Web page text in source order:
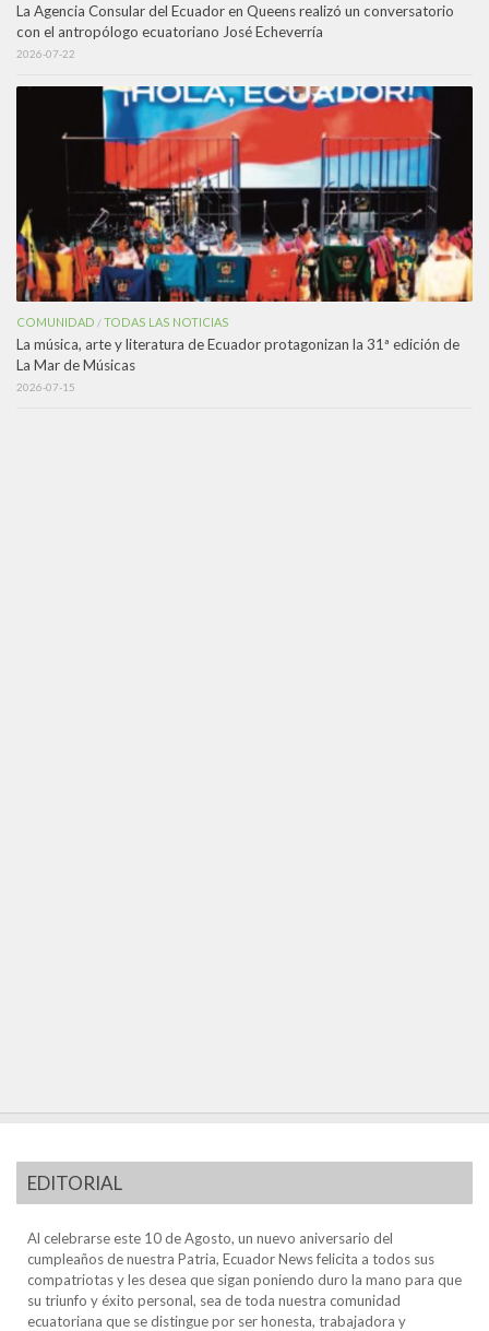
La Agencia Consular del Ecuador en Queens realizó un conversatorio
con el antropólogo ecuatoriano José Echeverría
2026-07-22
COMUNIDAD /TODAS LAS NOTICIAS
La música, arte y literatura de Ecuador protagonizan la 31ª edición de
La Mar de Músicas
2026-07-15
EDITORIAL
Al celebrarse este 10 de Agosto, un nuevo aniversario del
cumpleaños de nuestra Patria, Ecuador News felicita a todos sus
compatriotas y les desea que sigan poniendo duro la mano para que
su triunfo y éxito personal, sea de toda nuestra comunidad
ecuatoriana que se distingue por ser honesta, trabajadora y